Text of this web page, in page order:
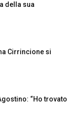
della sua
Cirrincione si
“Ho trovato